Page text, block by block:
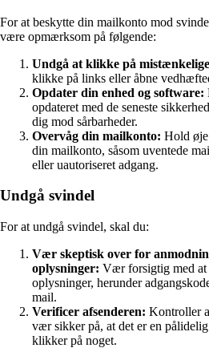
For at beskytte din mailkonto mod
være opmærksom på følgende:
Undgå at klikke på
klikke på links eller åbne
Opdater din enhed og software:
opdateret med de seneste
dig mod sårbarheder.
Overvåg din mailkonto: Hold
din mailkonto, såsom uventede
eller uautoriseret adgang.
Undgå svindel
For at undgå svindel, skal du:
Vær skeptisk over for
oplysninger: Vær forsigtig med at
oplysninger, herunder
mail.
Verificer afsenderen: Kontroller
vær sikker på, at det er en
klikker på noget.